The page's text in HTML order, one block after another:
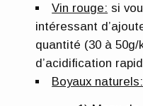
Vin rouge: si
intéressant
quantité (30 à
d’acidification
Boyaux naturels: